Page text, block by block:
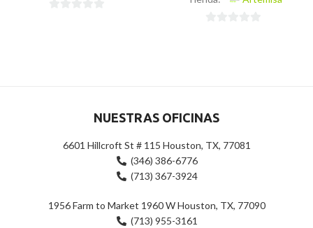
NUESTRAS OFICINAS
6601 Hillcroft St # 115 Houston, TX, 77081
(346) 386-6776
(713) 367-3924
1956 Farm to Market 1960 W Houston, TX, 77090
(713) 955-3161